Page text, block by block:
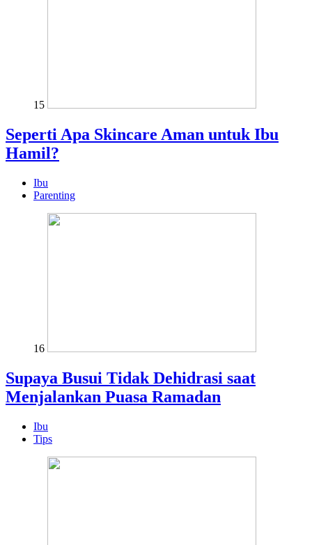
15
Seperti Apa Skincare Aman untuk Ibu
Hamil?
Ibu
Parenting
16
Supaya Busui Tidak Dehidrasi saat
Menjalankan Puasa Ramadan
Ibu
Tips